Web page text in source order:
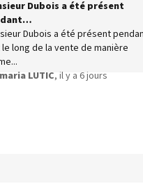
Dubois a été présent
Dubois a été présent
long de la vente de manière
LUTIC, il y a 6 jours